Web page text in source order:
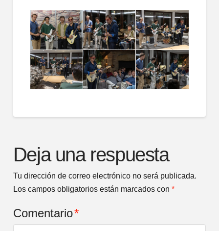
Deja una respuesta
Tu dirección de correo electrónico no será publicada.
Los campos obligatorios están marcados con *
Comentario*